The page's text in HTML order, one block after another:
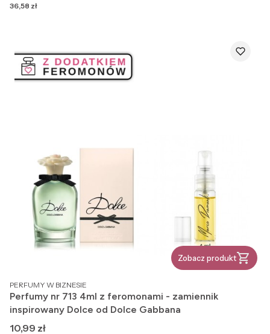
Cena
36,58 zł
Zobacz produkt
PRODUCENT
PERFUMY W BIZNESIE
Perfumy nr 713 4ml z feromonami - zamiennik
inspirowany Dolce od Dolce Gabbana
Cena
10,99 zł